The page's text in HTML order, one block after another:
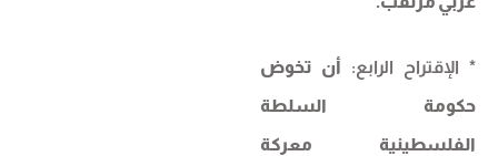
* الإقتراح الرابع:أن تخوض
حكومة السلطة
الفلسطينية معركة